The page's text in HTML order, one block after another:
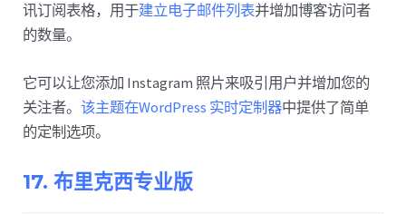
讯订阅表格，用于建立电子邮件列表并增加博客访问者
的数量。
它可以让您添加 Instagram 照片来吸引用户并增加您的
关注者。该主题在WordPress 实时定制器中提供了简单
的定制选项。
17. 布里克西专业版